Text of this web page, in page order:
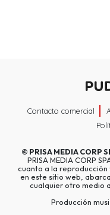
Contacto comercial
© PRISA MEDIA CORP
PRISA MEDIA CORP
cuanto a la reproducción
en este sitio web,
cualquier otro medio
Producción